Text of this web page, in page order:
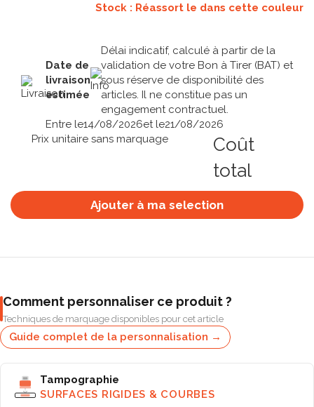
Stock : Réassort le dans cette couleur
Date de
livraison
estimée
Délai indicatif, calculé à partir de la
validation de votre Bon à Tirer (BAT) et
sous réserve de disponibilité des
articles. Il ne constitue pas un
engagement contractuel.
Entre le14/08/2026et le21/08/2026
Prix unitaire sans marquage
Coût
total
Ajouter à ma selection
Comment personnaliser ce produit ?
Techniques de marquage disponibles pour cet article
Guide complet de la personnalisation →
Tampographie
SURFACES RIGIDES & COURBES